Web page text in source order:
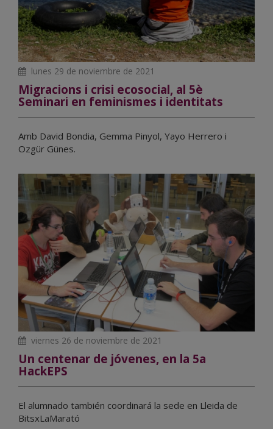
lunes 29 de noviembre de 2021
Migracions i crisi ecosocial, al 5è
Seminari en feminismes i identitats
Amb David Bondia, Gemma Pinyol, Yayo Herrero i
Ozgür Günes.
viernes 26 de noviembre de 2021
Un centenar de jóvenes, en la 5a
HackEPS
El alumnado también coordinará la sede en Lleida de
BitsxLaMarató